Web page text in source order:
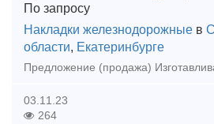
По запросу
Накладки железнодорожные в
области, Екатеринбурге
03.11.23
264